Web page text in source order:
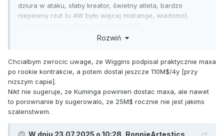
dziura w ataku, słaby kreator, świetny atleta, bardzo
niepewny rzut (u AW było więcej midrange, wiadomo),
Rozwiń
Chcialbym zwrocic uwage, ze Wiggins podpisal praktycznie maxa
po rookie kontrakcie, a potem dostal jeszcze 110M$/4y [przy
nizszym capie].
Nikt nie sugeruje, ze Kuminga powinien dostac maxa, ale nawet
to porownanie by sugerowalo, ze 25M$ rocznie nie jest jakims
szalenstwem.